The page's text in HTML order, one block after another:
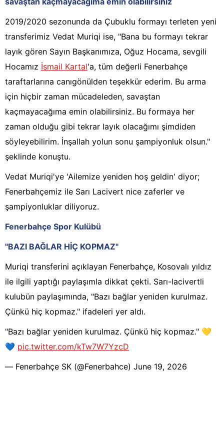
2019/2020 sezonunda da Çubuklu formayı terleten yeni
transferimiz Vedat Muriqi ise, "Bana bu formayı tekrar
layık gören Sayın Başkanımıza, Oğuz Hocama, sevgili
Hocamız İsmail Kartal'a, tüm değerli Fenerbahçe
taraftarlarına canıgönülden teşekkür ederim. Bu arma
için hiçbir zaman mücadeleden, savaştan
kaçmayacağıma emin olabilirsiniz. Bu formaya her
zaman olduğu gibi tekrar layık olacağımı şimdiden
söyleyebilirim. İnşallah yolun sonu şampiyonluk olsun."
şeklinde konuştu.
Vedat Muriqi'ye 'Ailemize yeniden hoş geldin' diyor;
Fenerbahçemiz ile Sarı Lacivert nice zaferler ve
şampiyonluklar diliyoruz.
Fenerbahçe Spor Kulübü
"BAZI BAĞLAR HİÇ KOPMAZ"
Muriqi transferini açıklayan Fenerbahçe, Kosovalı yıldız
ile ilgili yaptığı paylaşımla dikkat çekti. Sarı-lacivertli
kulubün paylaşımında, "Bazı bağlar yeniden kurulmaz.
Çünkü hiç kopmaz." ifadeleri yer aldı.
"Bazı bağlar yeniden kurulmaz. Çünkü hiç kopmaz." 💛
💙 pic.twitter.com/kTw7W7YzcD
— Fenerbahçe SK (@Fenerbahce) June 19, 2026